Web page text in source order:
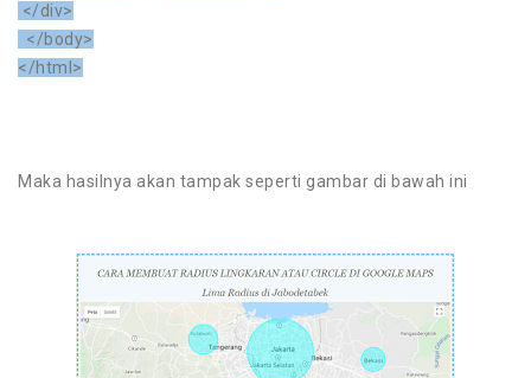
</div>
</body>
</html>
Maka hasilnya akan tampak seperti gambar di bawah ini